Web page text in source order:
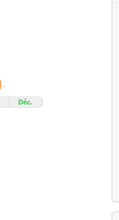
.
Déc.